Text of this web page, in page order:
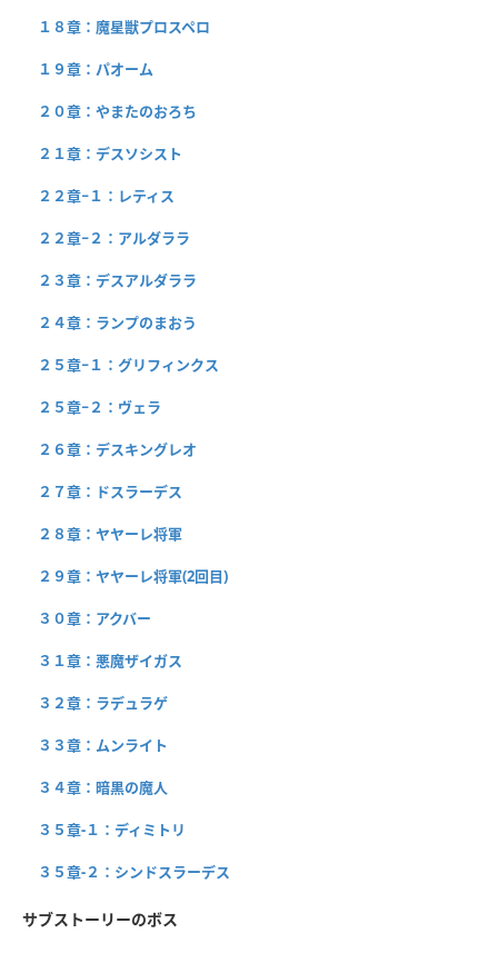
１８章：魔星獣プロスペロ
１９章：パオーム
２０章：やまたのおろち
２１章：デスソシスト
２２章−１：レティス
２２章−２：アルダララ
２３章：デスアルダララ
２４章：ランプのまおう
２５章−１：グリフィンクス
２５章−２：ヴェラ
２６章：デスキングレオ
２７章：ドスラーデス
２８章：ヤヤーレ将軍
２９章：ヤヤーレ将軍(2回目)
３０章：アクバー
３１章：悪魔ザイガス
３２章：ラデュラゲ
３３章：ムンライト
３４章：暗黒の魔人
３５章-１：ディミトリ
３５章-２：シンドスラーデス
サブストーリーのボス